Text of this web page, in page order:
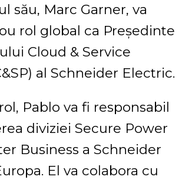
său, Marc Garner, va
rol global ca Președinte
Cloud & Service
al Schneider Electric.
Pablo va fi responsabil
diviziei Secure Power
Business a Schneider
El va colabora cu